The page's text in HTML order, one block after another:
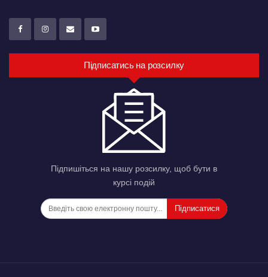
Підписатись на розсилку
Підпишіться на нашу розсилку, щоб бути в
курсі подій
Підписатися